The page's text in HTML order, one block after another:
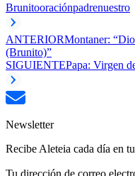
Brunitooraciónpadrenuestro
ANTERIORMontaner:
(Brunito)”
SIGUIENTEPapa: Virgen
Newsletter
Recibe Aleteia cada día en
Tu dirección de correo